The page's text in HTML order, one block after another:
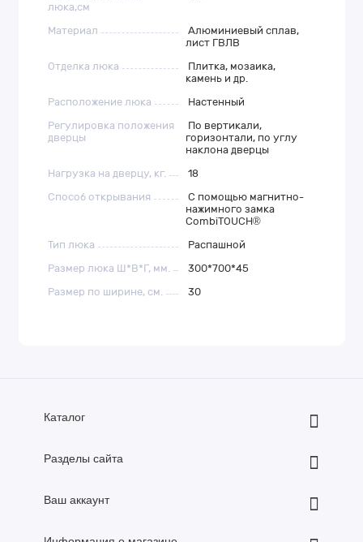
люка,см
Материал
Алюминиевый сплав,
лист ГВЛВ
Отделка люка
Плитка, мозаика,
камень и др.
Расположение люка
Настенный
Регулировка положения
дверцы
По вертикали,
горизонтали, по углу
наклона дверцы
Нагрузка на дверцу, кг.
18
Способ открывания
С помощью магнитно-
нажимного замка
CombiTOUCH®
Тип люка
Распашной
Размер люка Ш*В*Г, мм.
300*700*45
Размер по ширине, см.
30
Каталог
Разделы сайта
Ваш аккаунт